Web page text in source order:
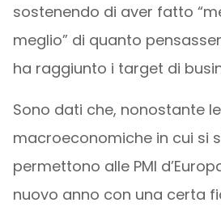
sostenendo di aver fatto
meglio” di quanto
ha raggiunto i target di
Sono dati che, nonostante
macroeconomiche in cui si
permettono alle PMI
nuovo anno con una certa